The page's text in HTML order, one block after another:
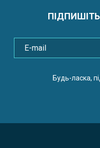
Будь-ласка,